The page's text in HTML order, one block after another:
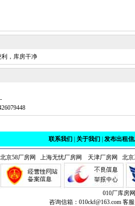
，库房干净
联系我们 关于我们 发布出租
北京58厂房网 上海无忧厂房网 天津厂房网 北
010厂库房
咨询信箱：010ckf@163.com 客